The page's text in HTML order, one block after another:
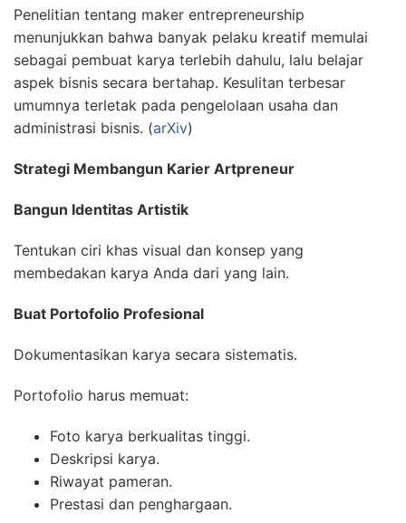
Penelitian tentang maker entrepreneurship
menunjukkan bahwa banyak pelaku kreatif memulai
sebagai pembuat karya terlebih dahulu, lalu belajar
aspek bisnis secara bertahap. Kesulitan terbesar
umumnya terletak pada pengelolaan usaha dan
administrasi bisnis. (arXiv)
Strategi Membangun Karier Artpreneur
Bangun Identitas Artistik
Tentukan ciri khas visual dan konsep yang
membedakan karya Anda dari yang lain.
Buat Portofolio Profesional
Dokumentasikan karya secara sistematis.
Portofolio harus memuat:
Foto karya berkualitas tinggi.
Deskripsi karya.
Riwayat pameran.
Prestasi dan penghargaan.